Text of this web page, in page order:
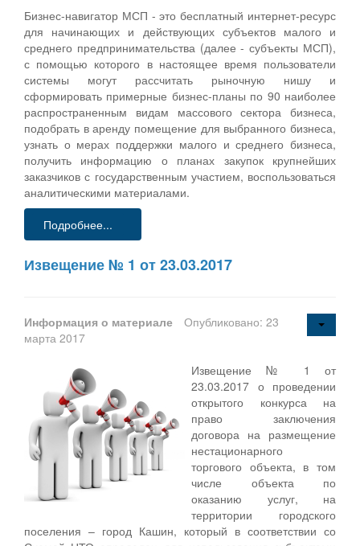
Бизнес-навигатор МСП - это бесплатный интернет-ресурс
для начинающих и действующих субъектов малого и
среднего предпринимательства (далее - субъекты МСП),
с помощью которого в настоящее время пользователи
системы могут рассчитать рыночную нишу и
сформировать примерные бизнес-планы по 90 наиболее
распространенным видам массового сектора бизнеса,
подобрать в аренду помещение для выбранного бизнеса,
узнать о мерах поддержки малого и среднего бизнеса,
получить информацию о планах закупок крупнейших
заказчиков с государственным участием, воспользоваться
аналитическими материалами.
Подробнее...
Извещение № 1 от 23.03.2017
Информация о материале
Опубликовано: 23
марта 2017
Извещение № 1 от
23.03.2017 о проведении
открытого конкурса на
право заключения
договора на размещение
нестационарного
торгового объекта, в том
числе объекта по
оказанию услуг, на
территории городского
поселения – город Кашин, который в соответствии со